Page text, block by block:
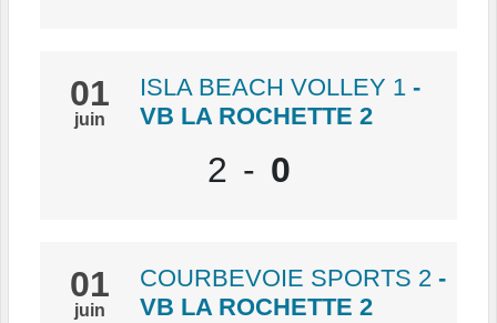
01
juin
ISLA BEACH VOLLEY 1 -
VB LA ROCHETTE 2
2 - 0
01
juin
COURBEVOIE SPORTS 2 -
VB LA ROCHETTE 2